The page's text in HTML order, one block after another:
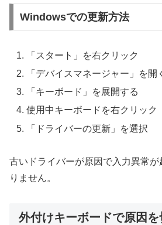
Windowsでの更新方法
「スタート」を右クリック
「デバイスマネージャー」を開
「キーボード」を展開する
使用中キーボードを右クリック
「ドライバーの更新」を選択
古いドライバーが原因で入力異常
りません。
外付けキーボードで原因